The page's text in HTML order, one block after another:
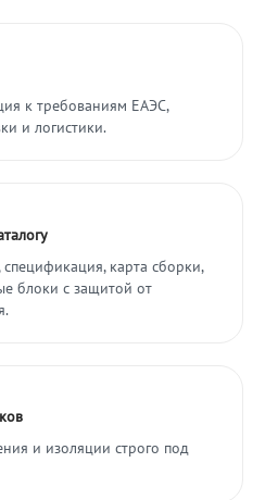
к требованиям ЕАЭС,
и логистики.
карта сборки,
блоки с защитой от
и изоляции строго под